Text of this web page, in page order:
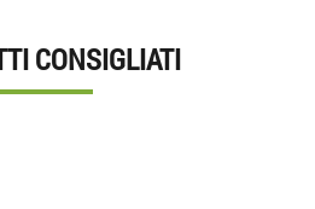
CONSIGLIATI